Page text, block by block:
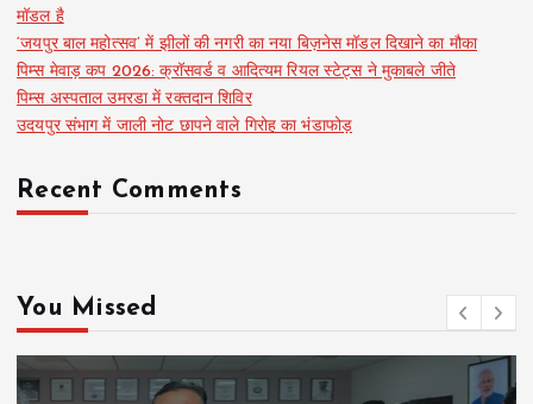
मॉडल है
‘जयपुर बाल महोत्सव’ में झीलों की नगरी का नया बिज़नेस मॉडल दिखाने का मौका
पिम्स मेवाड़ कप 2026: क्रॉसवर्ड व आदित्यम रियल स्टेट्स ने मुकाबले जीते
पिम्स अस्पताल उमरडा में रक्तदान शिविर
उदयपुर संभाग में जाली नोट छापने वाले गिरोह का भंडाफोड़
Recent Comments
You Missed